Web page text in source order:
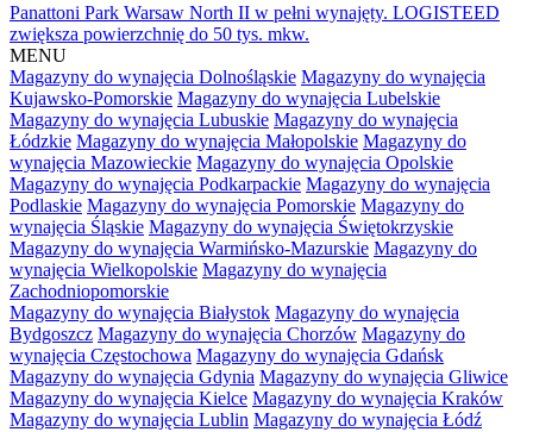
Panattoni Park Warsaw North II w pełni wynajęty. LOGISTEED
zwiększa powierzchnię do 50 tys. mkw.
MENU
Magazyny do wynajęcia Dolnośląskie Magazyny do wynajęcia
Kujawsko-Pomorskie Magazyny do wynajęcia Lubelskie
Magazyny do wynajęcia Lubuskie Magazyny do wynajęcia
Łódzkie Magazyny do wynajęcia Małopolskie Magazyny do
wynajęcia Mazowieckie Magazyny do wynajęcia Opolskie
Magazyny do wynajęcia Podkarpackie Magazyny do wynajęcia
Podlaskie Magazyny do wynajęcia Pomorskie Magazyny do
wynajęcia Śląskie Magazyny do wynajęcia Świętokrzyskie
Magazyny do wynajęcia Warmińsko-Mazurskie Magazyny do
wynajęcia Wielkopolskie Magazyny do wynajęcia
Zachodniopomorskie
Magazyny do wynajęcia Białystok Magazyny do wynajęcia
Bydgoszcz Magazyny do wynajęcia Chorzów Magazyny do
wynajęcia Częstochowa Magazyny do wynajęcia Gdańsk
Magazyny do wynajęcia Gdynia Magazyny do wynajęcia Gliwice
Magazyny do wynajęcia Kielce Magazyny do wynajęcia Kraków
Magazyny do wynajęcia Lublin Magazyny do wynajęcia Łódź